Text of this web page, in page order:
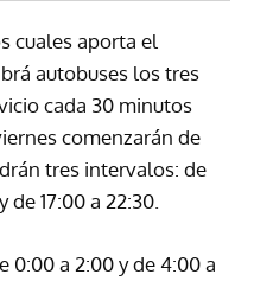
cuales aporta el
autobuses los tres
cada 30 minutos
comenzarán de
tres intervalos: de
17:00 a 22:30.
0:00 a 2:00 y de 4:00 a